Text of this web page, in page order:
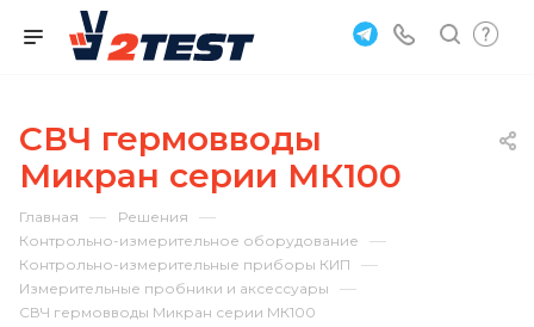
СВЧ гермовводы
Микран серии МК100
Главная — Решения —
Контрольно-измерительное оборудование —
Контрольно-измерительные приборы КИП —
Измерительные пробники и аксессуары —
СВЧ гермовводы Микран серии МК100